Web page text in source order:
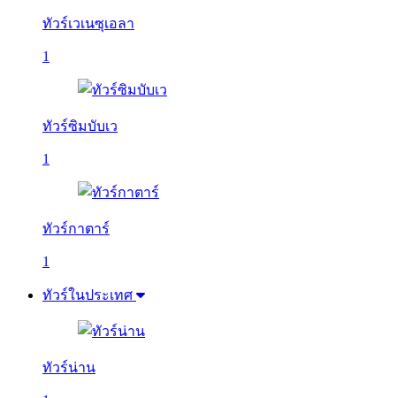
ทัวร์เวเนซุเอลา
1
ทัวร์ซิมบับเว
1
ทัวร์กาตาร์
1
ทัวร์ในประเทศ
ทัวร์น่าน